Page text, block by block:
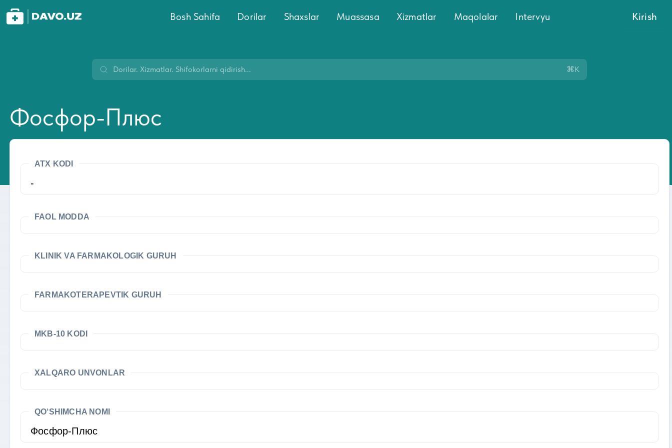
Bosh Sahifa Dorilar Shaxslar Muassasa Xizmatlar Maqolalar Intervyu Kirish
⌘K
Фосфор-Плюс
ATX KODI
-
FAOL MODDA
KLINIK VA FARMAKOLOGIK GURUH
FARMAKOTERAPEVTIK GURUH
MKB-10 KODI
XALQARO UNVONLAR
QO‘SHIMCHA NOMI
Фосфор-Плюс